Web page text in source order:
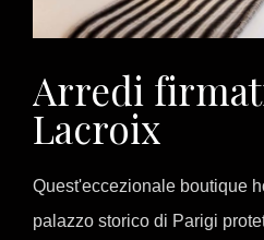
Arredi
Lacroix
Quest'eccezionale boutique
palazzo storico di Parigi